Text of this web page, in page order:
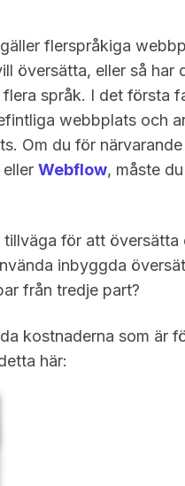
flerspråkiga
översätta, eller så har
språk. I det första
webbplats och
Om du för
eller Webflow, måste
för att
inbyggda
från tredje part?
kostnaderna som är
här: